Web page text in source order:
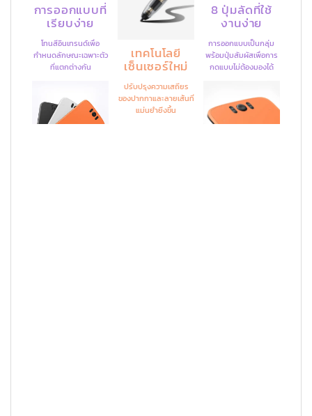
การออกแบบที่
เรียบง่าย
โทนสีอินเทรนด์เพื่อ
กำหนดลักษณะเฉพาะตัว
ที่แตกต่างกัน
เทคโนโลยี
เซ็นเซอร์ใหม่
ปรับปรุงความเสถียร
ของปากกาและลายเส้นที่
แม่นยำยิ่งขึ้น
8 ปุ่มลัดที่ใช้
งานง่าย
การออกแบบเป็นกลุ่ม
พร้อมปุ่มสัมผัสเพื่อการ
กดแบบไม่ต้องมองได้